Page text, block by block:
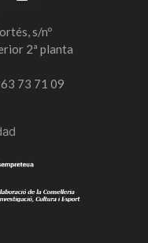
s/nº
2ª planta
73 71 09